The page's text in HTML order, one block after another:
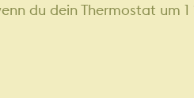
du dein Thermostat um